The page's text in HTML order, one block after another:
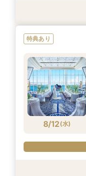
8/11(火)
8/11(火)
8/11(火)
8/11(火)
特典あり
8/12(水)